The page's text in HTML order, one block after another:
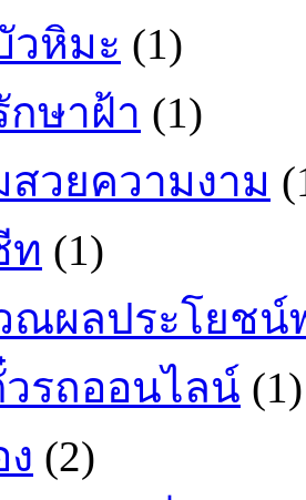
วหิมะ (1)
กษาฝ้า (1)
สวยความงาม
ท (1)
ณผลประโยชน์
รถออนไลน์ (1)
(2)